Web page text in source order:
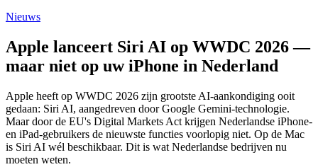
Nieuws
Apple lanceert Siri AI op WWDC 2026 —
maar niet op uw iPhone in Nederland
Apple heeft op WWDC 2026 zijn grootste AI-aankondiging ooit
gedaan: Siri AI, aangedreven door Google Gemini-technologie.
Maar door de EU's Digital Markets Act krijgen Nederlandse iPhone-
en iPad-gebruikers de nieuwste functies voorlopig niet. Op de Mac
is Siri AI wél beschikbaar. Dit is wat Nederlandse bedrijven nu
moeten weten.